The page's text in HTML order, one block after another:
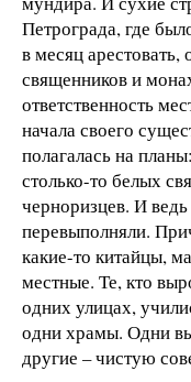
Петрограда, где
в месяц арестовать,
священников и
ответственность
начала своего
полагалась на
столько-то белых
черноризцев. И
перевыполняли.
какие-то китайцы,
местные. Те, кто
одних улицах,
одни храмы. Одни
другие – чистую